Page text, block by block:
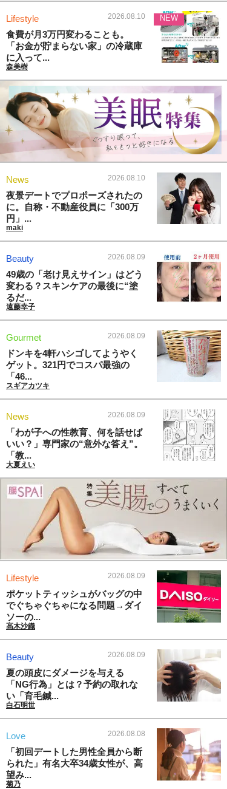
Lifestyle 2026.08.10
食費が月3万円変わることも。
「お金が貯まらない家」の冷蔵庫
に入って...
森美樹
NEW
News 2026.08.10
夜景デートでプロポーズされたの
に。自称・不動産役員に「300万
円」...
maki
Beauty 2026.08.09
49歳の「老け見えサイン」はどう
変わる？スキンケアの最後に“塗
るだ...
遠藤幸子
Gourmet 2026.08.09
ドンキを4軒ハシゴしてようやく
ゲット。321円でコスパ最強の
「46...
スギアカツキ
News 2026.08.09
「わが子への性教育、何を話せば
いい？」専門家の“意外な答え”。
「教...
大夏えい
Lifestyle 2026.08.09
ポケットティッシュがバッグの中
でぐちゃぐちゃになる問題→ダイ
ソーの...
高木沙織
Beauty 2026.08.09
夏の頭皮にダメージを与える
「NG行為」とは？予約の取れな
い「育毛鍼...
白石明世
Love 2026.08.08
「初回デートした男性全員から断
られた」有名大卒34歳女性が、高
望み...
菊乃